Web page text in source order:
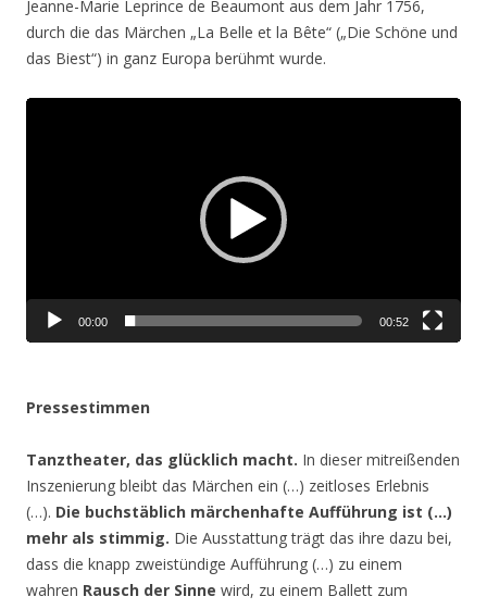
Jeanne-Marie Leprince de Beaumont aus dem Jahr 1756,
durch die das Märchen „La Belle et la Bête“ („Die Schöne und
das Biest“) in ganz Europa berühmt wurde.
00:00 00:52
Pressestimmen
Tanztheater, das glücklich macht. In dieser mitreißenden
Inszenierung bleibt das Märchen ein (…) zeitloses Erlebnis
(…). Die buchstäblich märchenhafte Aufführung ist (…)
mehr als stimmig. Die Ausstattung trägt das ihre dazu bei,
dass die knapp zweistündige Aufführung (…) zu einem
wahren Rausch der Sinne wird, zu einem Ballett zum